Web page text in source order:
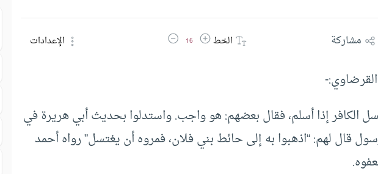
مشاركة الخطزيادة حجم الخط
16 تقليل حجم الخط الإعدادات
الكافر إذا أسلم، فقال بعضهم: هو واجب. واستدلوا بحديث أبي هريرة في
قال لهم: “اذهبوا به إلى حائط بني فلان، فمروه أن يغتسل” رواه أحمد